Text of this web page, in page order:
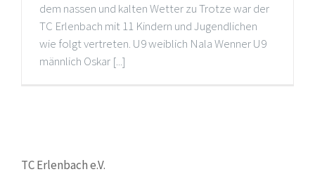
dem nassen und kalten Wetter zu Trotze war der
TC Erlenbach mit 11 Kindern und Jugendlichen
wie folgt vertreten. U9 weiblich Nala Wenner U9
männlich Oskar [...]
TC Erlenbach e.V.